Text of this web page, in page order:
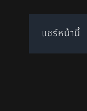
แชร์หน้านี้